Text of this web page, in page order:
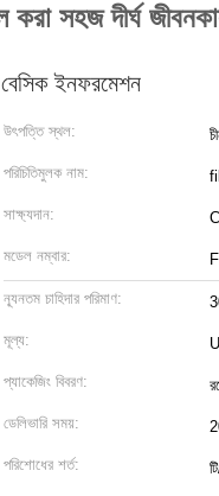
সহজ দীর্ঘ
বেসিক ইনফরমেশন
উৎপত্তি স্থল:
পরিচিতিমুলক নাম:
সাক্ষ্যদান:
মডেল নম্বার:
ন্যূনতম চাহিদার পরিমাণ:
মূল্য:
প্যাকেজিং বিবরণ:
ডেলিভারি সময়:
পরিশোধের শর্ত: